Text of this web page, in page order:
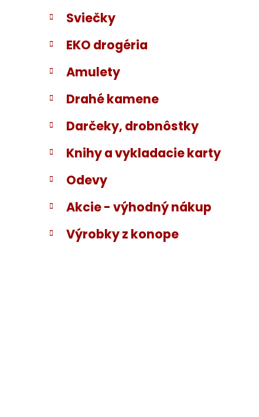
Sviečky
EKO drogéria
Amulety
Drahé kamene
Darčeky, drobnôstky
Knihy a vykladacie karty
Odevy
Akcie - výhodný nákup
Výrobky z konope